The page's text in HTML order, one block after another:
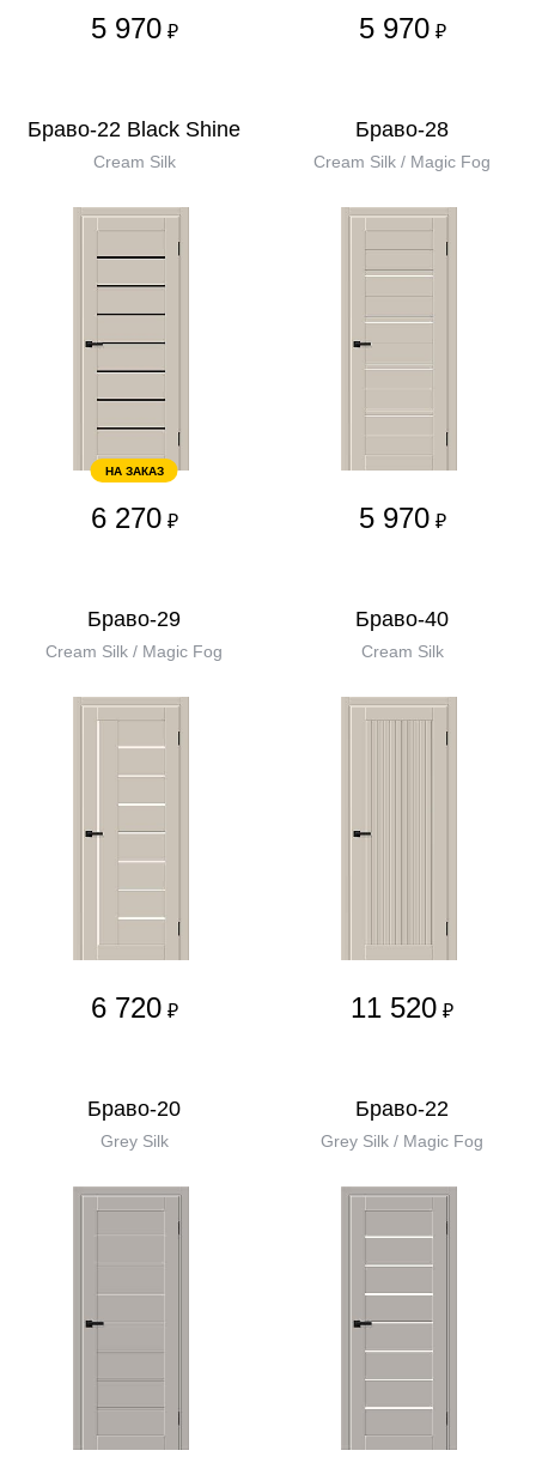
5 970 ₽ 5 970 ₽
Браво-22 Black Shine
Cream Silk
НА ЗАКАЗ
6 270 ₽
Браво-28
Cream Silk / Magic Fog
5 970 ₽
Браво-29
Cream Silk / Magic Fog
6 720 ₽
Браво-40
Cream Silk
11 520 ₽
Браво-20
Grey Silk
Браво-22
Grey Silk / Magic Fog